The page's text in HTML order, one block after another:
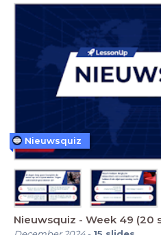
Nieuwsquiz - Week 49 (20
Nieuwsquiz